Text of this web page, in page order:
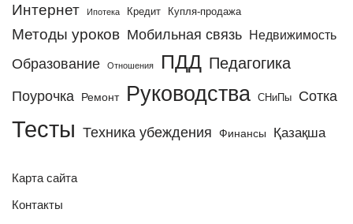
Интернет Ипотека Кредит Купля-продажа
Методы уроков Мобильная связь Недвижимость
Образование Отношения ПДД Педагогика
Поурочка Ремонт Руководства СНиПы Сотка
Тесты Техника убеждения Финансы Қазақша
Карта сайта
Контакты